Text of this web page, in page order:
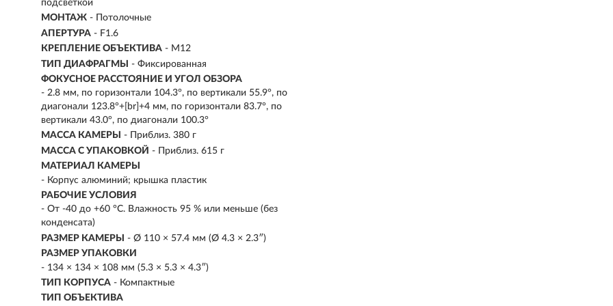
подсветкой
МОНТАЖ - Потолочные
АПЕРТУРА - F1.6
КРЕПЛЕНИЕ ОБЪЕКТИВА - M12
ТИП ДИАФРАГМЫ
- Фиксированная
ФОКУСНОЕ РАССТОЯНИЕ И УГОЛ ОБЗОРА
- 2.8 мм, по горизонтали 104.3°, по вертикали 55.9°, по
диагонали 123.8°+[br]+4 мм, по горизонтали 83.7°, по
вертикали 43.0°, по диагонали 100.3°
МАССА КАМЕРЫ
- Приблиз. 380 г
МАССА С УПАКОВКОЙ - Приблиз. 615 г
МАТЕРИАЛ КАМЕРЫ
- Корпус алюминий; крышка пластик
РАБОЧИЕ УСЛОВИЯ
- От -40 до +60 °C. Влажность 95 % или меньше (без
конденсата)
РАЗМЕР КАМЕРЫ
- Ø 110 × 57.4 мм (Ø 4.3 × 2.3″)
РАЗМЕР УПАКОВКИ
- 134 × 134 × 108 мм (5.3 × 5.3 × 4.3″)
ТИП КОРПУСА - Компактные
ТИП ОБЪЕКТИВА